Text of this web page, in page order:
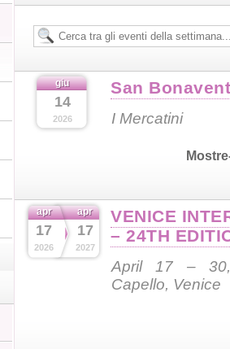
giu
14
2026
San
I Mercatini
apr
17
2026
apr
17
2027
VENICE
– 24TH
April 17 – 30,
Capello, Venice